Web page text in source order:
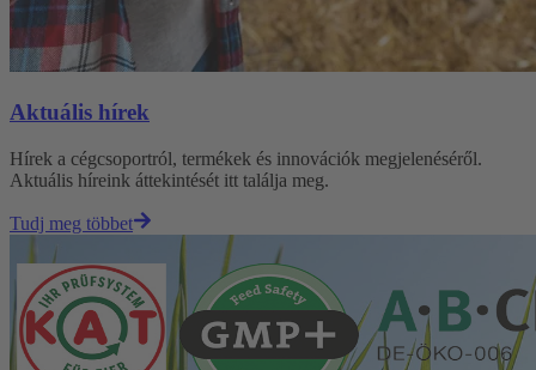
Aktuális hírek
Hírek a cégcsoportról, termékek és innovációk megjelenéséről.
Aktuális híreink áttekintését itt találja meg.
Tudj meg többet